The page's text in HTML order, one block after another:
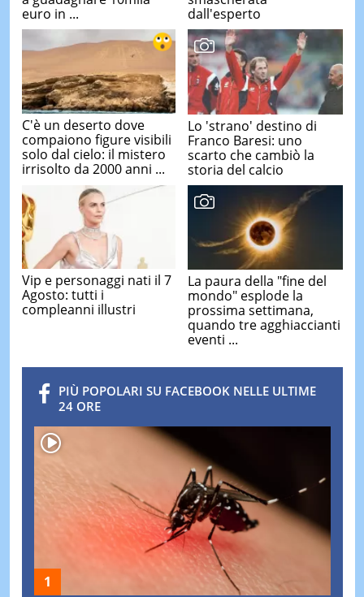
euro in ...
dall'esperto
C'è un deserto dove
compaiono figure visibili
solo dal cielo: il mistero
irrisolto da 2000 anni ...
Lo 'strano' destino di
Franco Baresi: uno
scarto che cambiò la
storia del calcio
Vip e personaggi nati il 7
Agosto: tutti i
compleanni illustri
La paura della "fine del
mondo" esplode la
prossima settimana,
quando tre agghiaccianti
eventi ...
PIÙ POPOLARI SU FACEBOOK NELLE ULTIME
24 ORE